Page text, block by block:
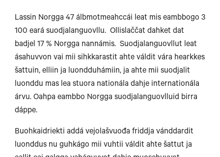
Lassin Norgga 47 álbmotmeahccái leat mis eambbogo 3
100 eará suodjalanguovllu. Ollislaččat dahket dat
badjel 17 % Norgga nannámis. Suodjalanguovllut leat
ásahuvvon vai mii sihkkarastit ahte váldit vára hearkkes
šattuin, elliin ja luondduhámiin, ja ahte mii suodjalit
luonddu mas lea stuora nationála dahje internationála
árvu. Oahpa eambbo Norgga suodjalanguovlluid birra
dáppe.
Buohkaidriekti addá vejolašvuođa friddja vánddardit
luonddus nu guhkágo mii vuhtii váldit ahte šattut ja